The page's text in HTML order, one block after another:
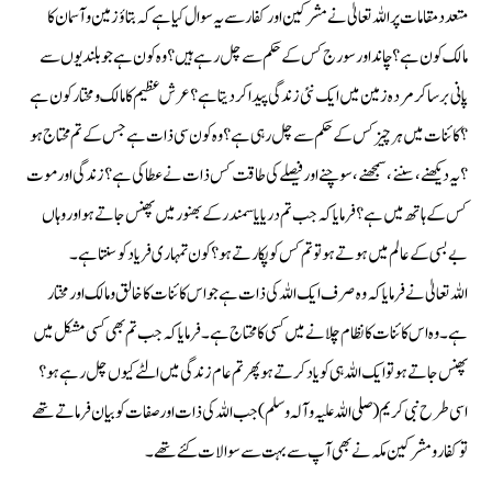
متعدد مقامات پر اللہ تعالیٰ نے مشرکین اور کفار سے یہ سوال کیا ہے کہ بتاؤ زمین و آسمان کا
مالک کون ہے ؟ چاند اور سورج کس کے حکم سے چل رہے ہیں ؟ وہ کون ہے جو بلندیوں سے
پانی برسا کر مردہ زمین میں ایک نئی زندگی پیدا کردیتا ہے ؟ عرش عظیم کا مالک و مختار کون ہے
؟ کائنات میں ہر چیز کس کے حکم سے چل رہی ہے؟ وہ کون سی ذات ہے جس کے تم محتاج ہو
؟ یہ دیکھنے، سننے، سمجھنے، سوچنے اور فیصلے کی طاقت کس ذات نے عطا کی ہے ؟ زندگی اور موت
کس کے ہاتھ میں ہے؟ فرمایا کہ جب تم دریا یا سمندر کے بھنور میں پھنس جاتے ہو اور وہاں
بےبسی کے عالم میں ہوتے ہو تو تم کس کو پکارتے ہو ؟ کون تمہاری فریاد کو سنتا ہے۔
اللہ تعالیٰ نے فرمایا کہ وہ صرف ایک اللہ کی ذات ہے جو اس کائنات کا خالق ومالک اور مختار
ہے۔ وہ اس کائنات کا نظام چلانے میں کسی کا محتاج ہے۔ فرمایا کہ جب تم بھی کسی مشکل میں
پھنس جاتے ہو تو ایک اللہ ہی کو یاد کرتے ہو پھر تم عام زندگی میں الٹے کیوں چل رہے ہو ؟
اسی طرح نبی کریم (صلی اللہ علیہ وآلہ وسلم) جب اللہ کی ذات اور صفات کو بیان فرماتے تھے
تو کفار ومشرکین مکہ نے بھی آپ سے بہت سے سوالات کئے تھے۔